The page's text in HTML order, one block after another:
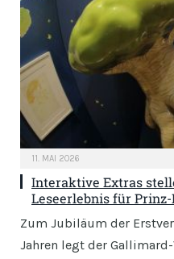
11. MAI 2026
Interaktive Extras
Leseerlebnis für
Zum Jubiläum der
Jahren legt der